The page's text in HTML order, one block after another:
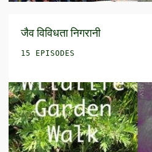
जैव विविधता निगरानी
15 EPISODES